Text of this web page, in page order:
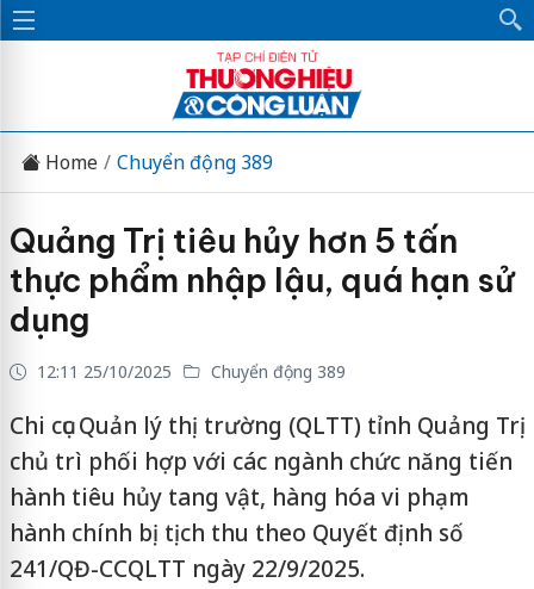
Home Chuyển động 389
Quảng Trị tiêu hủy hơn 5 tấn
thực phẩm nhập lậu, quá hạn sử
dụng
12:11 25/10/2025 Chuyển động 389
Chi cục Quản lý thị trường (QLTT) tỉnh Quảng Trị
chủ trì phối hợp với các ngành chức năng tiến
hành tiêu hủy tang vật, hàng hóa vi phạm
hành chính bị tịch thu theo Quyết định số
241/QĐ-CCQLTT ngày 22/9/2025.